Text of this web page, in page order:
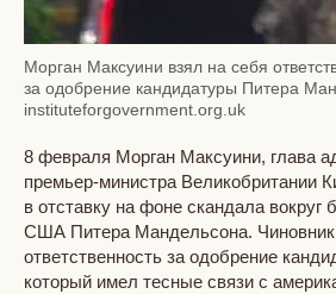
Морган Максуини взял на себя
за одобрение кандидатуры Питера
instituteforgovernment.org.uk
8 февраля Морган Максуини, глава
премьер-министра Великобритании
в отставку на фоне скандала вокруг
США Питера Мандельсона. Чиновник
ответственность за одобрение
который имел тесные связи с